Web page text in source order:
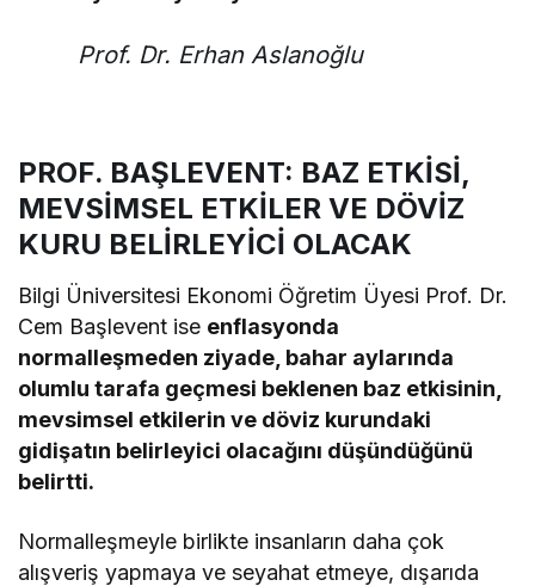
Prof. Dr. Erhan Aslanoğlu
PROF. BAŞLEVENT: BAZ ETKİSİ,
MEVSİMSEL ETKİLER VE DÖVİZ
KURU BELİRLEYİCİ OLACAK
Bilgi Üniversitesi Ekonomi Öğretim Üyesi Prof. Dr.
Cem Başlevent ise enflasyonda
normalleşmeden ziyade, bahar aylarında
olumlu tarafa geçmesi beklenen baz etkisinin,
mevsimsel etkilerin ve döviz kurundaki
gidişatın belirleyici olacağını düşündüğünü
belirtti.
Normalleşmeyle birlikte insanların daha çok
alışveriş yapmaya ve seyahat etmeye, dışarıda